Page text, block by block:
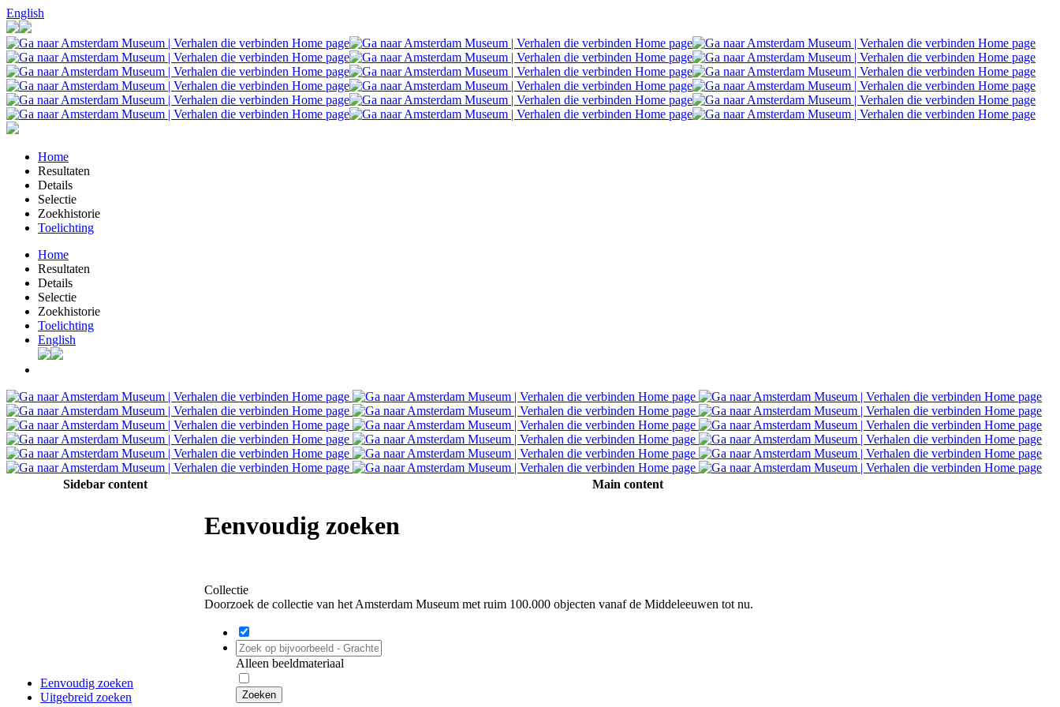
English
Home
Resultaten
Details
Selectie
Zoekhistorie
Toelichting
Home
Resultaten
Details
Selectie
Zoekhistorie
Toelichting
English
Sidebar content Main content
Eenvoudig zoeken
Uitgebreid zoeken
Eenvoudig zoeken
Collectie
Doorzoek de collectie van het Amsterdam Museum met ruim 100.000 objecten vanaf de Middeleeuwen tot nu.
Alleen beeldmateriaal